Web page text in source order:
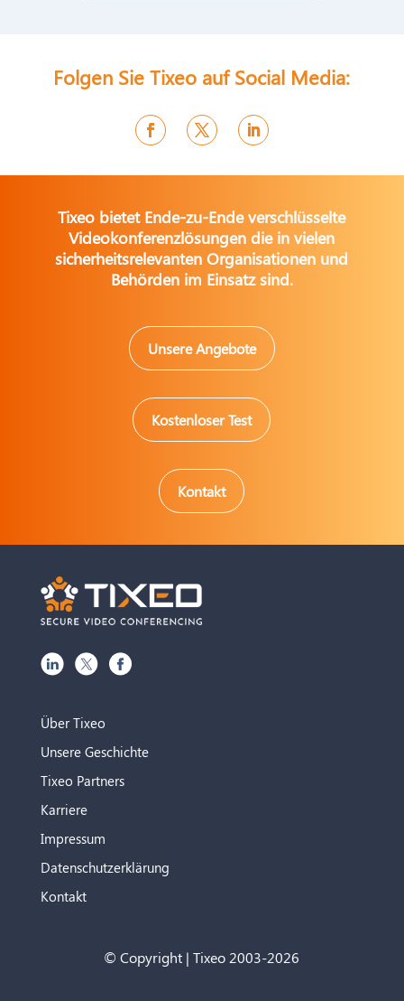
Folgen Sie Tixeo auf Social Media:
Tixeo bietet Ende-zu-Ende verschlüsselte
Videokonferenzlösungen die in vielen
sicherheitsrelevanten Organisationen und
Behörden im Einsatz sind.
Unsere Angebote
Kostenloser Test
Kontakt
Über Tixeo
Unsere Geschichte
Tixeo Partners
Karriere
Impressum
Datenschutzerklärung
Kontakt
© Copyright | Tixeo 2003-2026